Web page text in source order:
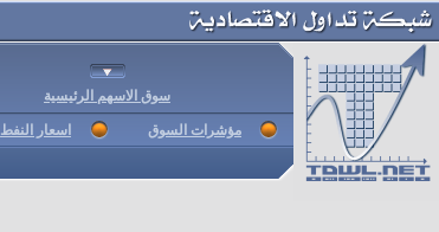
سوق الاسهم الرئيسية
مؤشرات السوق اسعار النفط